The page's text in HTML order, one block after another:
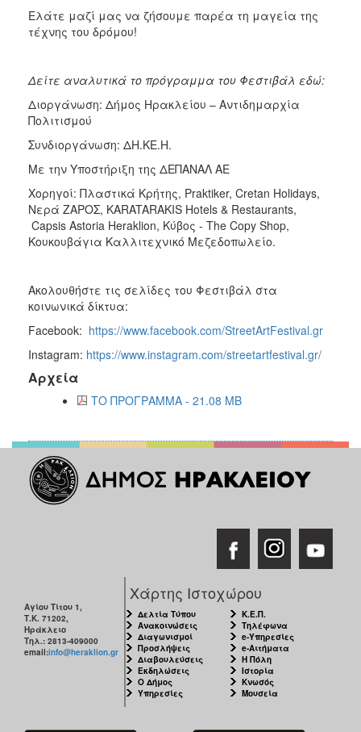
ΔΗΜΟΣ
ΑΝΘΕΚΤΙΚΗ
ΠΟΛΗ
Ελάτε μαζί μας να ζήσουμε παρέα τη μαγεία της
τέχνης του δρόμου!
Δείτε αναλυτικά το πρόγραμμα του Φεστιβάλ εδώ:
Διοργάνωση: Δήμος Ηρακλείου – Αντιδημαρχία
Πολιτισμού
Συνδιοργάνωση: ΔΗ.ΚΕ.Η.
Με την Υποστήριξη της ΔΕΠΑΝΑΛ ΑΕ
Χορηγοί: Πλαστικά Κρήτης, Praktiker, Cretan Holidays,
Νερά ΖΑΡΟΣ, KARATARAKIS Hotels & Restaurants,
Capsis Astoria Heraklion, Κύβος - The Copy Shop,
Κουκουβάγια Καλλιτεχνικό Μεζεδοπωλείο.
Ακολουθήστε τις σελίδες του Φεστιβάλ στα
κοινωνικά δίκτυα:
Facebook: https://www.facebook.com/StreetArtFestival.gr
Instagram: https://www.instagram.com/streetartfestival.gr/
Αρχεία
ΤΟ ΠΡΟΓΡΑΜΜΑ - 21.08 MB
Αγίου Τίτου 1,
Τ.Κ. 71202,
Ηράκλειο
Τηλ.: 2813-409000
email:info@heraklion.gr
Χάρτης Ιστοχώρου
Δελτία Τύπου
Ανακοινώσεις
Διαγωνισμοί
Προσλήψεις
Διαβουλεύσεις
Εκδηλώσεις
Ο Δήμος
Υπηρεσίες
Κ.Ε.Π.
Τηλέφωνα
e-Υπηρεσίες
e-Αιτήματα
Η Πόλη
Ιστορία
Κνωσός
Μουσεία